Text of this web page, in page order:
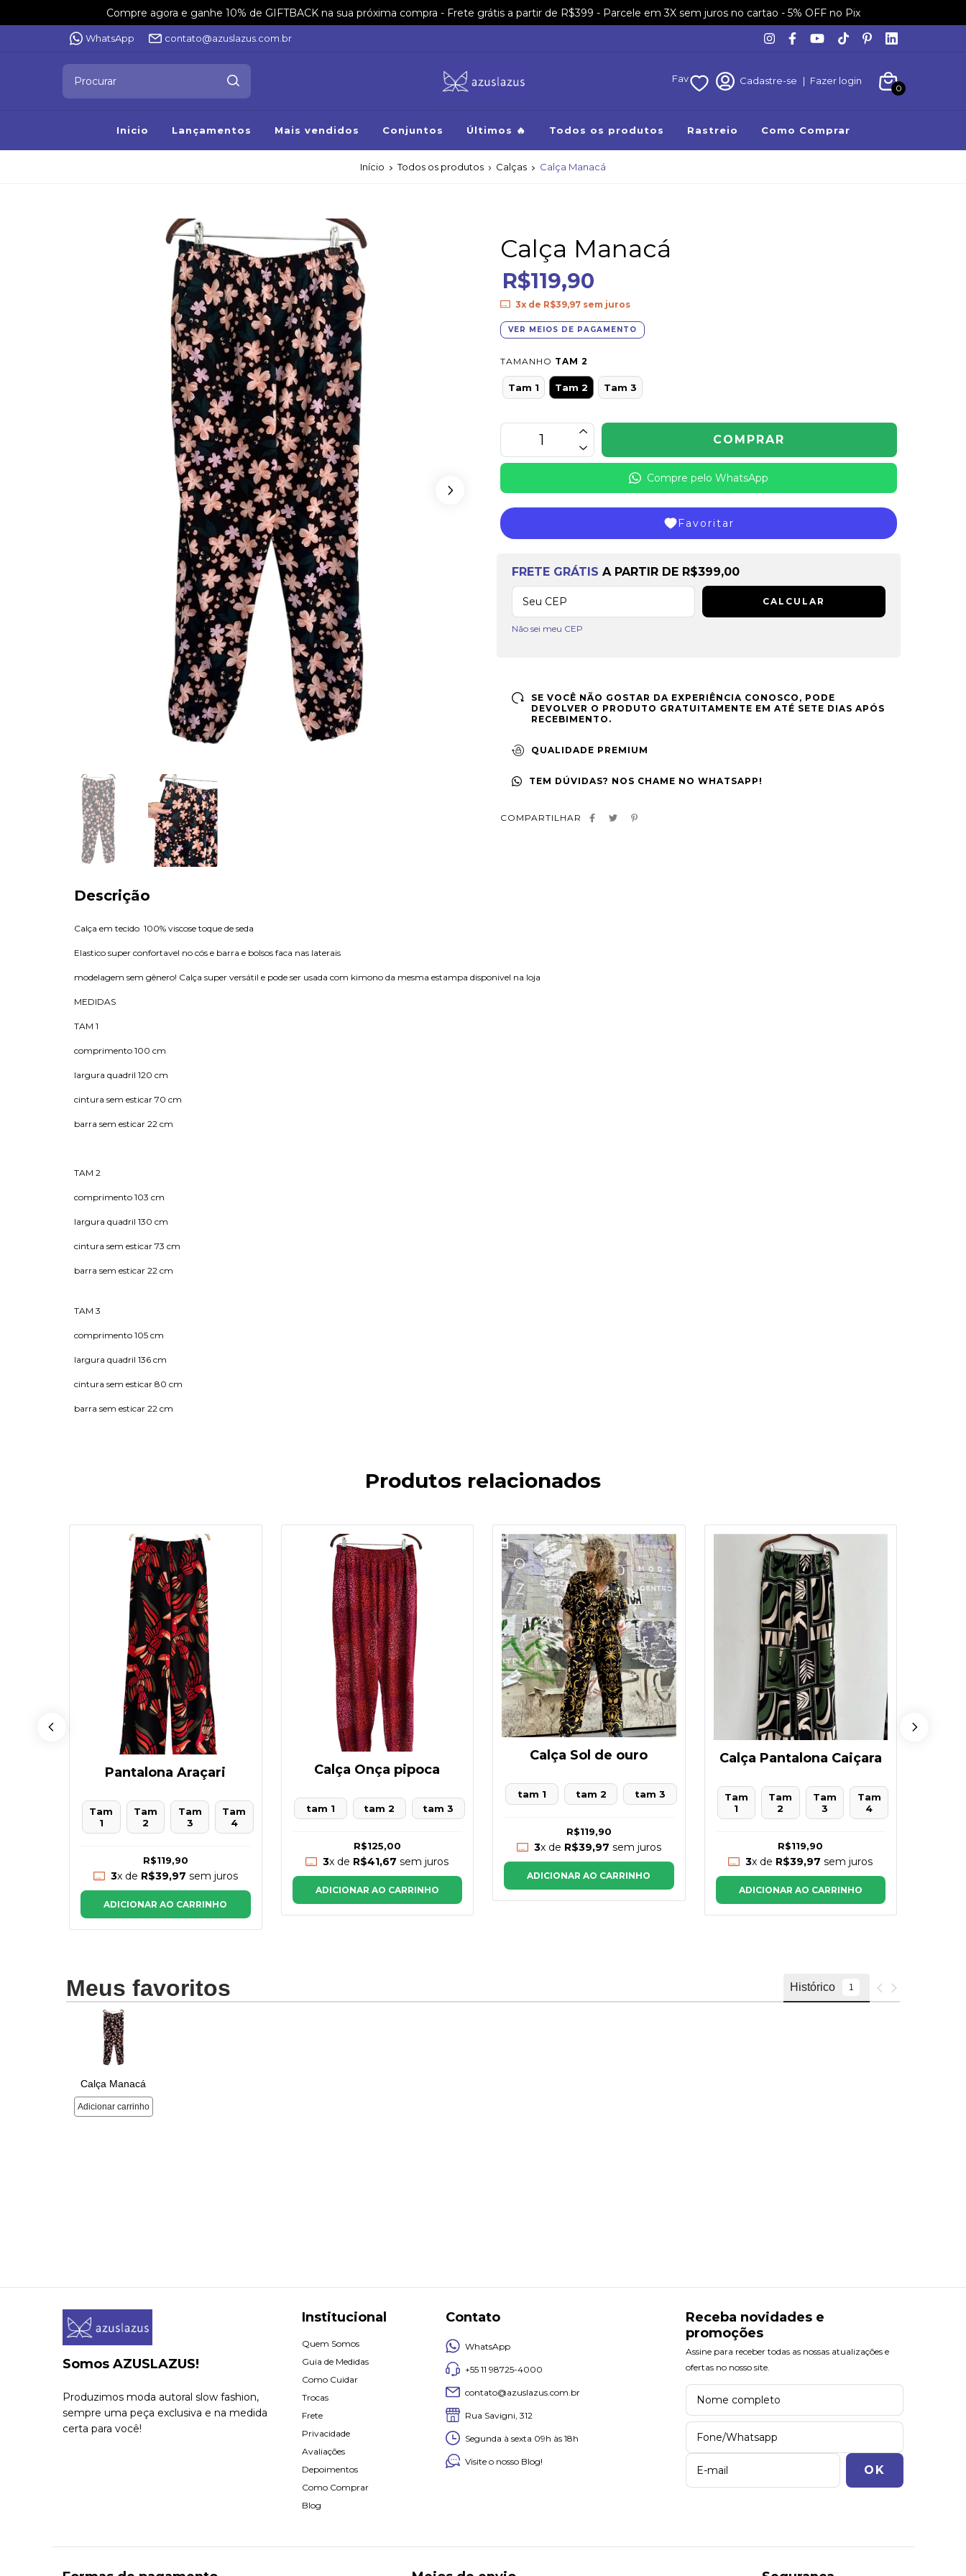
Compre agora e ganhe 10% de GIFTBACK na sua próxima compra - Frete grátis a partir de R$399 - Parcele em 3X sem juros no cartao - 5% OFF no Pix
WhatsApp contato@azuslazus.com.br
Fav Cadastre-se | Fazer login
0
Inicio Lançamentos Mais vendidos Conjuntos Últimos 🔥 Todos os produtos Rastreio Como Comprar
Início Todos os produtos Calças Calça Manacá
Calça Manacá
R$119,90
3x de R$39,97sem juros
VER MEIOS DE PAGAMENTO
TAMANHO TAM 2
Tam 1 Tam 2 Tam 3
Compre pelo WhatsApp
Favoritar
Frete grátisa partir deR$399,00
FRETE GRÁTIS A PARTIR DE R$399,00
CALCULAR
Não sei meu CEP
SE VOCÊ NÃO GOSTAR DA EXPERIÊNCIA CONOSCO, PODE
DEVOLVER O PRODUTO GRATUITAMENTE EM ATÉ SETE DIAS APÓS
RECEBIMENTO.
QUALIDADE PREMIUM
TEM DÚVIDAS? NOS CHAME NO WHATSAPP!
COMPARTILHAR
Descrição
Calça em tecido 100% viscose toque de seda
Elastico super confortavel no cós e barra e bolsos faca nas laterais
modelagem sem gênero! Calça super versátil e pode ser usada com kimono da mesma estampa disponivel na loja
MEDIDAS
TAM 1
comprimento 100 cm
largura quadril 120 cm
cintura sem esticar 70 cm
barra sem esticar 22 cm
TAM 2
comprimento 103 cm
largura quadril 130 cm
cintura sem esticar 73 cm
barra sem esticar 22 cm
TAM 3
comprimento 105 cm
largura quadril 136 cm
cintura sem esticar 80 cm
barra sem esticar 22 cm
Produtos relacionados
Pantalona Araçari
Tam
1
Tam
2
Tam
3
Tam
4
R$119,90
3x de R$39,97 sem juros
ADICIONAR AO CARRINHO
Calça Onça pipoca
tam 1 tam 2 tam 3
R$125,00
3x de R$41,67 sem juros
ADICIONAR AO CARRINHO
Calça Sol de ouro
tam 1 tam 2 tam 3
R$119,90
3x de R$39,97 sem juros
ADICIONAR AO CARRINHO
Calça Pantalona Caiçara
Tam
1
Tam
2
Tam
3
Tam
4
R$119,90
3x de R$39,97 sem juros
ADICIONAR AO CARRINHO
Somos AZUSLAZUS!
Produzimos moda autoral slow fashion,
sempre uma peça exclusiva e na medida
certa para você!
Institucional
Quem Somos
Guia de Medidas
Como Cuidar
Trocas
Frete
Privacidade
Avaliações
Depoimentos
Como Comprar
Blog
Contato
WhatsApp
+55 11 98725-4000
contato@azuslazus.com.br
Rua Savigni, 312
Segunda à sexta 09h às 18h
Visite o nosso Blog!
Receba novidades e
promoções
Assine para receber todas as nossas atualizações e
ofertas no nosso site.